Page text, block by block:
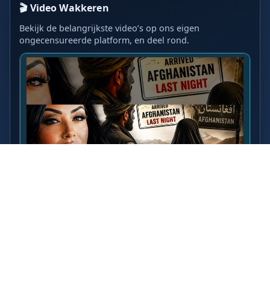
🎬 Video Wakkeren
Bekijk de belangrijkste video’s op ons eigen
ongecensureerde platform, en deel rond.